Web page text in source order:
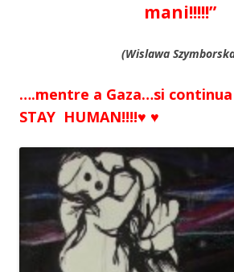
mani!!!!!”
(Wislawa
….mentre a Gaza…si
STAY HUMAN!!!!♥ ♥